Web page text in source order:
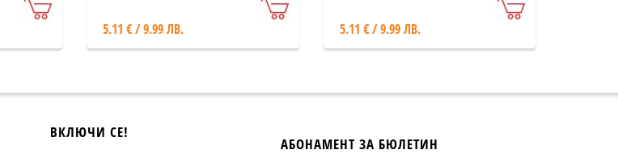
5.11 € / 9.99 ЛВ. 5.11 € / 9.99 ЛВ.
ВКЛЮЧИ СЕ!
АБОНАМЕНТ ЗА БЮЛЕТИН